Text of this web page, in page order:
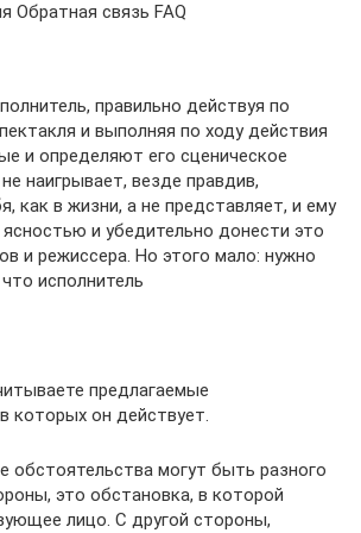
Обратная связь FAQ
правильно действуя по
и выполняя по ходу действия
и определяют его сценическое
наигрывает, везде правдив,
как в жизни, а не представляет, и ему
и убеди­тельно донести это
и режиссера. Но это­го мало: нужно
исполнитель
предлагаемые
которых он действует.
обстоятельства могут быть разного
это обстановка, в которой
лицо. С другой стороны,